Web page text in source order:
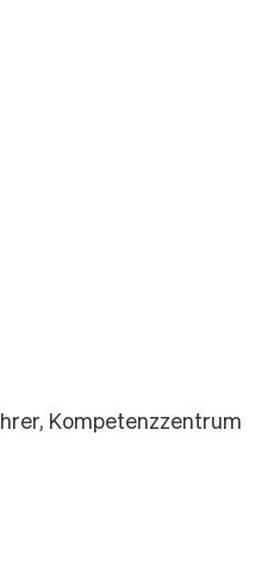
Kompetenzzentrum